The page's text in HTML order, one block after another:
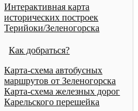
Интерактивная карта
исторических построек
Терийоки/Зеленогорска
Как добраться?
Карта-схема автобусных
маршрутов от Зеленогорска
Карта-схема железных дорог
Карельского перешейка